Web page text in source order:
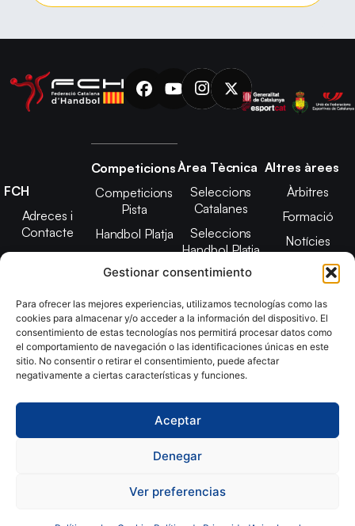
Gestionar consentimiento
Para ofrecer las mejores experiencias, utilizamos tecnologías como las
cookies para almacenar y/o acceder a la información del dispositivo. El
consentimiento de estas tecnologías nos permitirá procesar datos como
el comportamiento de navegación o las identificaciones únicas en este
sitio. No consentir o retirar el consentimiento, puede afectar
negativamente a ciertas características y funciones.
Aceptar
Denegar
Ver preferencias
FCH
Adreces i
Contacte
Junta Directiva
2025
Estatuts
Transparència
Imatge
Competicions
Competicions
Pista
Handbol Platja
Àrea Tècnica
Seleccions
Catalanes
Seleccions
Handbol Platja
Tecnificació
CATH
Promoció
Altres àrees
Àrbitres
Formació
Notícies
Adreces de
contacte
Copyright © 2024, Federació Catalana d´Handbol. Desarrollado
porTOOOLS
Política de CookiesPolítica de Privacidad